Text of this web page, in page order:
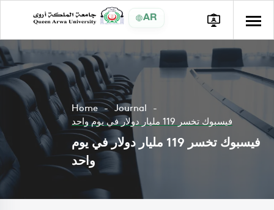
AR
Home
Journal
فيسبوك تخسر 119 مليار دولار في يوم واحد
فيسبوك تخسر 119 مليار دولار في يوم
واحد